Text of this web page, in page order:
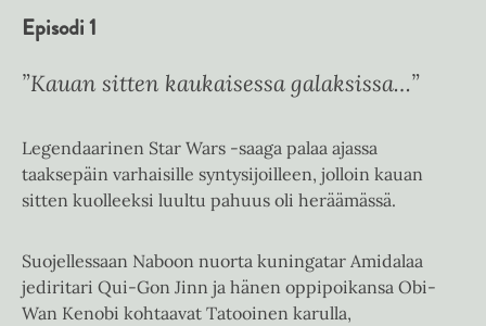
Episodi 1
”Kauan sitten kaukaisessa galaksissa…”
Legendaarinen Star Wars -saaga palaa ajassa
taaksepäin varhaisille syntysijoilleen, jolloin kauan
sitten kuolleeksi luultu pahuus oli heräämässä.
Suojellessaan Naboon nuorta kuningatar Amidalaa
jediritari Qui-Gon Jinn ja hänen oppipoikansa Obi-
Wan Kenobi kohtaavat Tatooinen karulla,